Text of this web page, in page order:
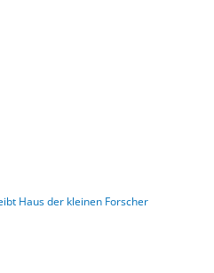
Haus der kleinen Forscher